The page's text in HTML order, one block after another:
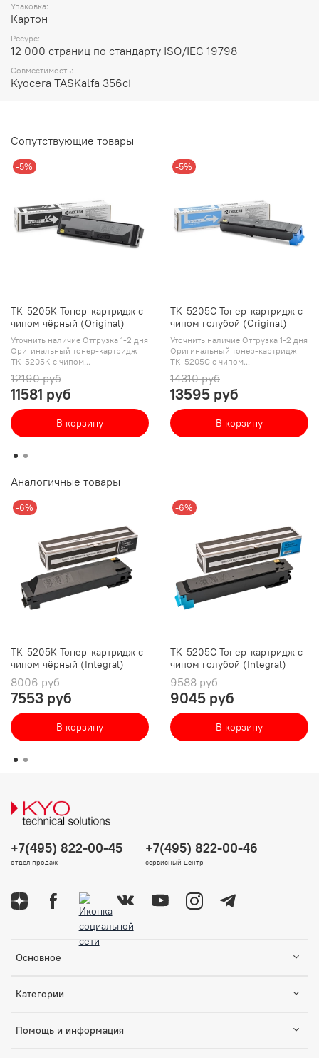
Упаковка:
Картон
Ресурс:
12 000 страниц по стандарту ISO/IEC 19798
Совместимость:
Kyocera TASKalfa 356ci
Сопутствующие товары
-5%
TK-5205K Тонер-картридж с
чипом чёрный (Original)
Уточнить наличие Отгрузка 1-2 дня
Оригинальный тонер-картридж
TK-5205K с чипом...
12190 руб
11581 руб
В корзину
-5%
TK-5205C Тонер-картридж с
чипом голубой (Original)
Уточнить наличие Отгрузка 1-2 дня
Оригинальный тонер-картридж
TK-5205C с чипом...
14310 руб
13595 руб
В корзину
Аналогичные товары
-6%
TK-5205K Тонер-картридж с
чипом чёрный (Integral)
8006 руб
7553 руб
В корзину
-6%
TK-5205C Тонер-картридж с
чипом голубой (Integral)
9588 руб
9045 руб
В корзину
Основное
Категории
Помощь и информация
+7(495) 822-00-45
отдел продаж
+7(495) 822-00-46
сервисный центр